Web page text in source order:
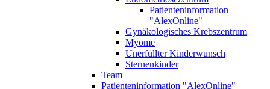
Patienteninformation
"AlexOnline"
Gynäkologisches Krebszentrum
Myome
Unerfüllter Kinderwunsch
Sternenkinder
Team
Patienteninformation "AlexOnline"